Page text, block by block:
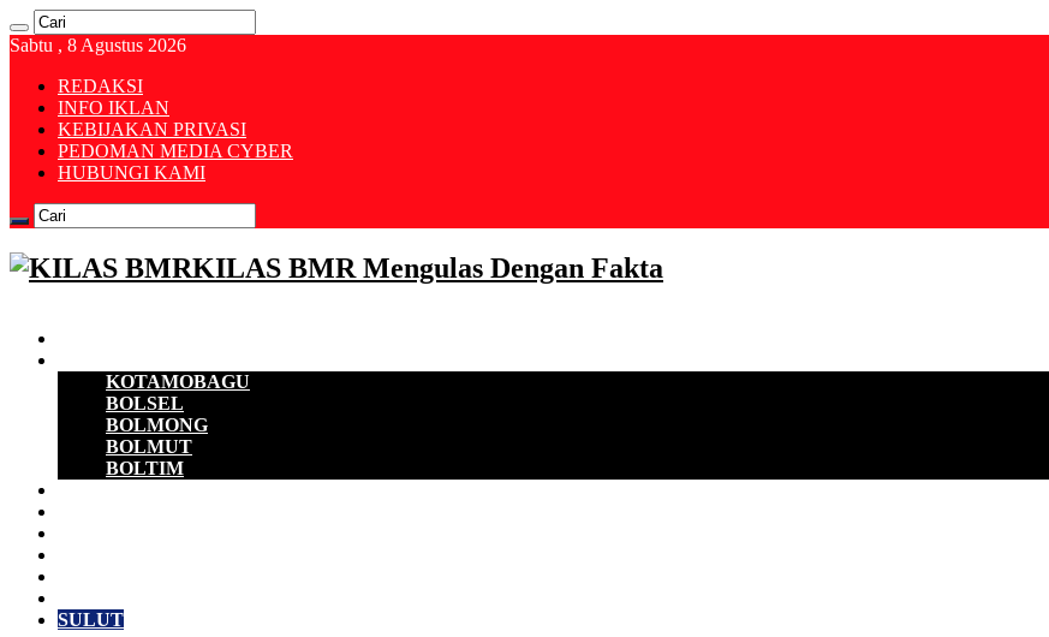
Sabtu , 8 Agustus 2026
REDAKSI
INFO IKLAN
KEBIJAKAN PRIVASI
PEDOMAN MEDIA CYBER
HUBUNGI KAMI
KILAS BMR Mengulas Dengan Fakta
KOTAMOBAGU
BOLSEL
BOLMONG
BOLMUT
BOLTIM
SULUT